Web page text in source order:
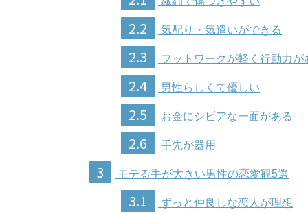
2.2 気配り・気遣いができる
2.3 フットワークが軽く行動力が
2.4 男性らしくて優しい
2.5 お金にシビアな一面がある
2.6 手先が器用
3 モテる手が大きい男性の恋愛観5選
3.1 ずっと仲良しな恋人が理想